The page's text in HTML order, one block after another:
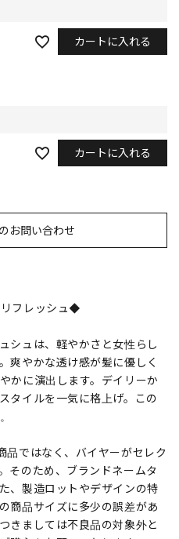
カートに入れる
カートに入れる
お問い合わせ
フレッシュ◆
シュは、軽やかさと女性らし
爽やかな透け感が髪に優しく
かに演出します。デイリーか
タイルを一気に格上げ。この
品ではなく、バイヤーがセレク
そのため、ブランドネームタ
、製造ロットやデザインの特
商品サイズに多少の誤差があ
きましては不良品の対象外と